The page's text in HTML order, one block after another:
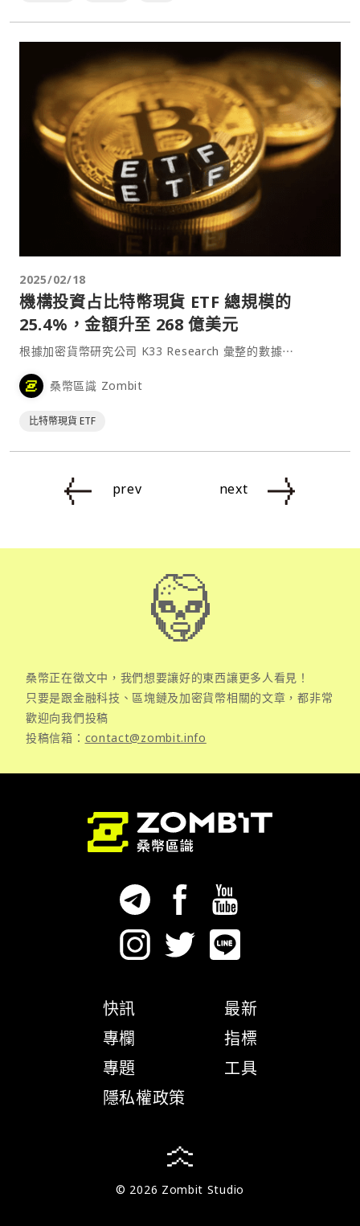
2025/02/18
機構投資占比特幣現貨 ETF 總規模的
25.4%，金額升至 268 億美元
根據加密貨幣研究公司 K33 Research 彙整的數據⋯
桑幣區識 Zombit
比特幣現貨 ETF
prev next
桑幣正在徵文中，我們想要讓好的東西讓更多人看見！
只要是跟金融科技、區塊鏈及加密貨幣相關的文章，都非常
歡迎向我們投稿
投稿信箱： contact@zombit.info
快訊
專欄
專題
隱私權政策
最新
指標
工具
© 2026 Zombit Studio